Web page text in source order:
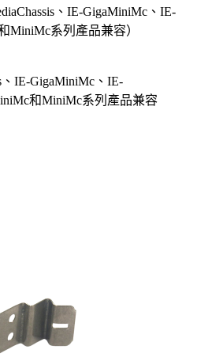
、IE-GigaMiniMc、IE-
MiniMc系列產品兼容）
、IE-GigaMiniMc、IE-
和MiniMc系列產品兼容